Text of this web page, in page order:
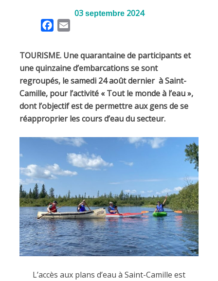
03 septembre 2024
e
b
o
o
k
i
l
TOURISME. Une quarantaine de participants et
une quinzaine d’embarcations se sont
regroupés, le samedi 24 août dernier à Saint-
Camille, pour l’activité « Tout le monde à l’eau »,
dont l’objectif est de permettre aux gens de se
réapproprier les cours d’eau du secteur.
L’accès aux plans d’eau à Saint-Camille est